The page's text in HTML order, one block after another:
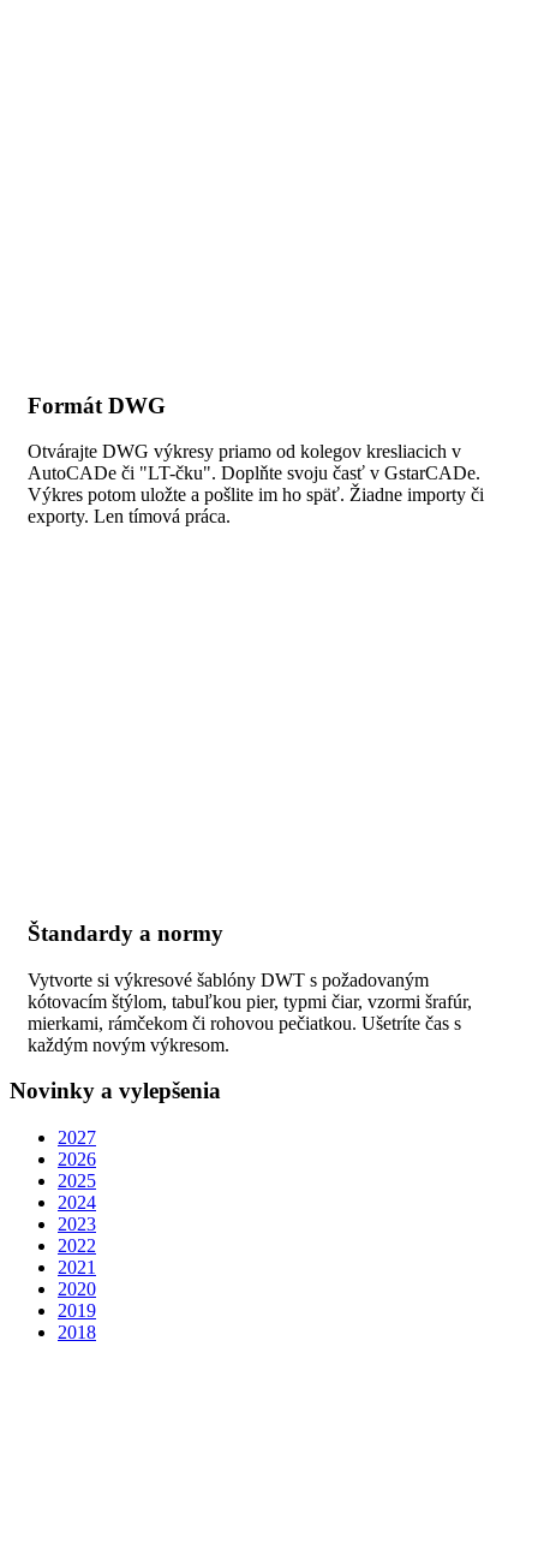
Formát DWG
Otvárajte DWG výkresy priamo od kolegov kresliacich v
AutoCADe či "LT-čku". Doplňte svoju časť v GstarCADe.
Výkres potom uložte a pošlite im ho späť. Žiadne importy či
exporty. Len tímová práca.
Štandardy a normy
Vytvorte si výkresové šablóny DWT s požadovaným
kótovacím štýlom, tabuľkou pier, typmi čiar, vzormi šrafúr,
mierkami, rámčekom či rohovou pečiatkou. Ušetríte čas s
každým novým výkresom.
Novinky a vylepšenia
2027
2026
2025
2024
2023
2022
2021
2020
2019
2018